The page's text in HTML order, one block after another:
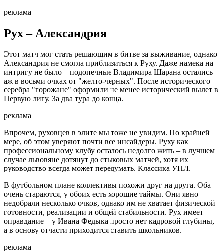
реклама
Рух – Александрия
Этот матч мог стать решающим в битве за выживание, однако
Александрия не смогла приблизиться к Руху. Даже намека на
интригу не было – подопечные Владимира Шарана остались
аж в восьми очках от "желто-черных". После исторического
серебра "горожане" оформили не менее исторический вылет в
Первую лигу. За два тура до конца.
реклама
Впрочем, руховцев в элите мы тоже не увидим. По крайней
мере, об этом уверяют почти все инсайдеры. Руху как
профессиональному клубу осталось недолго жить – в лучшем
случае львовяне дотянут до стыковых матчей, хотя их
руководство всегда может передумать. Классика УПЛ.
В футбольном плане коллективы похожи друг на друга. Оба
очень стараются, у обоих есть хорошие таймы. Они явно
недобрали несколько очков, однако им не хватает физической
готовности, реализации и общей стабильности. Рух имеет
оправдание – у Ивана Федыка просто нет кадровой глубины,
а в основу отчасти приходится ставить школьников.
реклама